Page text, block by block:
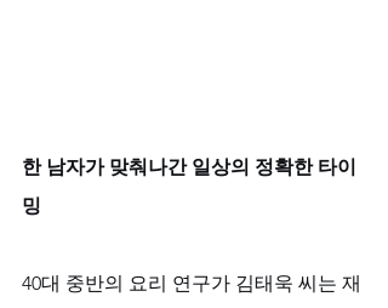
한 남자가 맞춰나간 일상의 정확한 타이
밍
40대 중반의 요리 연구가 김태욱 씨는 재